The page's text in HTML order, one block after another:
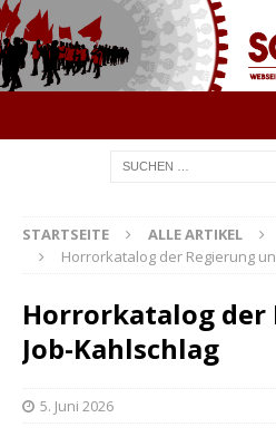
STARTSEITE ALLE ARTIKEL
Horrorkatalog der Regierung
Horrorkatalog der
Job-Kahlschlag
5. Juni 2026